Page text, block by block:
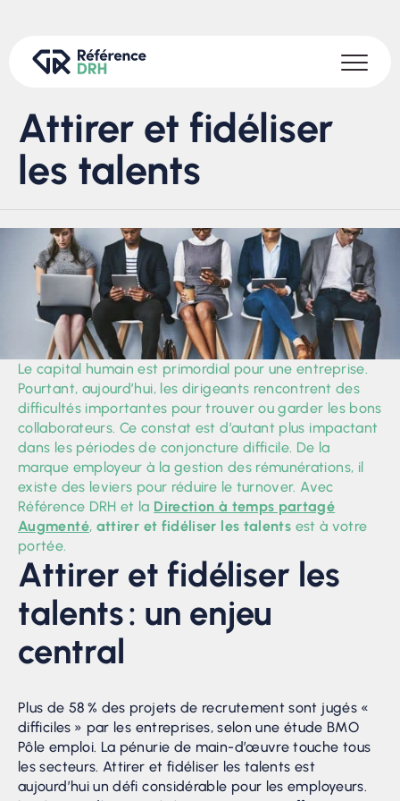
Attirer et fidéliser
les talents
Le capital humain est primordial pour une entreprise.
Pourtant, aujourd’hui, les dirigeants rencontrent des
difficultés importantes pour trouver ou garder les bons
collaborateurs. Ce constat est d’autant plus impactant
dans les périodes de conjoncture difficile. De la
marque employeur à la gestion des rémunérations, il
existe des leviers pour réduire le turnover. Avec
Référence DRH et la Direction à temps partagé
Augmenté, attirer et fidéliser les talents est à votre
portée.
Attirer et fidéliser les
talents : un enjeu
central
Plus de 58 % des projets de recrutement sont jugés «
difficiles » par les entreprises, selon une étude BMO
Pôle emploi. La pénurie de main-d’œuvre touche tous
les secteurs. Attirer et fidéliser les talents est
aujourd’hui un défi considérable pour les employeurs.